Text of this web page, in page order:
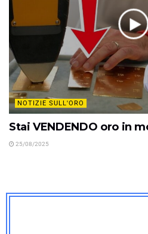
NOTIZIE SULL'ORO
Stai VENDENDO oro in
25/08/2025